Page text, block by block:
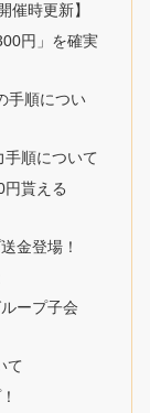
催時更新】
円」を確実
手順につい
順について
貰える
金登場！
ープ子会
て